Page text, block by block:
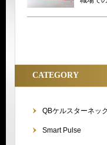
CATEGORY
QBケルスターネッ
Smart Pulse